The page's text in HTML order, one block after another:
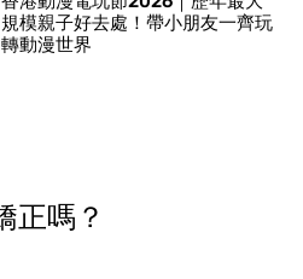
規模親子好去處！帶小朋友一齊玩
轉動漫世界